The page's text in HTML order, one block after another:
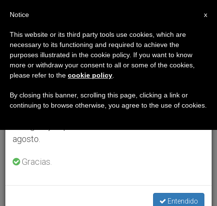
×
Aviso importante
Del 27 de julio al 7 de agosto haremos la pausa
anual, aprovechando que en el periodo de verano
se generan menos informaciones y también el
agosto.
Gracias.
Entendido
x
Notice
This website or its third party tools use cookies, which are
necessary to its functioning and required to achieve the
purposes illustrated in the cookie policy. If you want to know
more or withdraw your consent to all or some of the cookies,
please refer to the cookie policy
By closing this banner, scrolling this page, clicking a link or
continuing to browse otherwise, you agree to the use of cookies.